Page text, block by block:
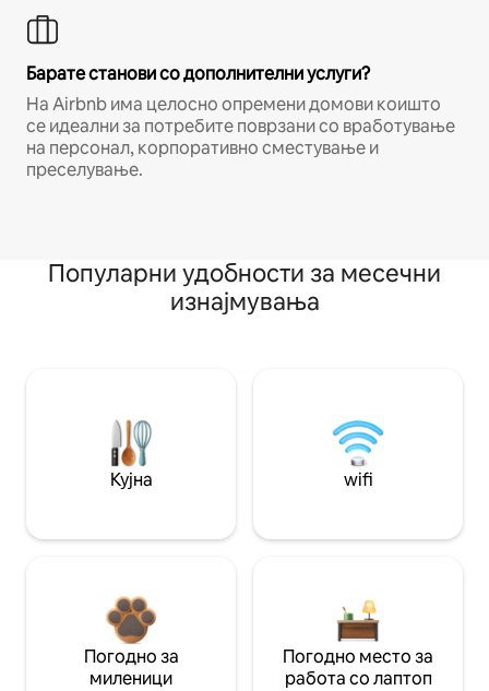
Барате станови со дополнителни услуги?
На Airbnb има целосно опремени домови коишто
се идеални за потребите поврзани со вработување
на персонал, корпоративно сместување и
преселување.
Популарни удобности за месечни
изнајмувања
Кујна wifi
Погодно за
миленици
Погодно место за
работа со лаптоп